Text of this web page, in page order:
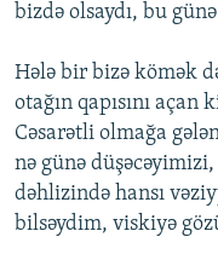
bizdə olsaydı, bu
Hələ bir bizə kömək
otağın qapısını açan
Cəsarətli olmağa
nə günə
dəhlizində hansı
bilsəydim, viskiyə